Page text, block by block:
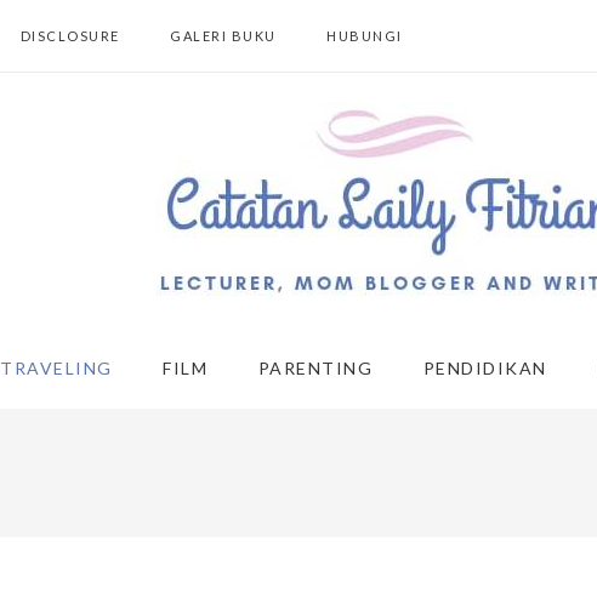
DISCLOSURE GALERI BUKU HUBUNGI
TRAVELING FILM PARENTING PENDIDIKAN